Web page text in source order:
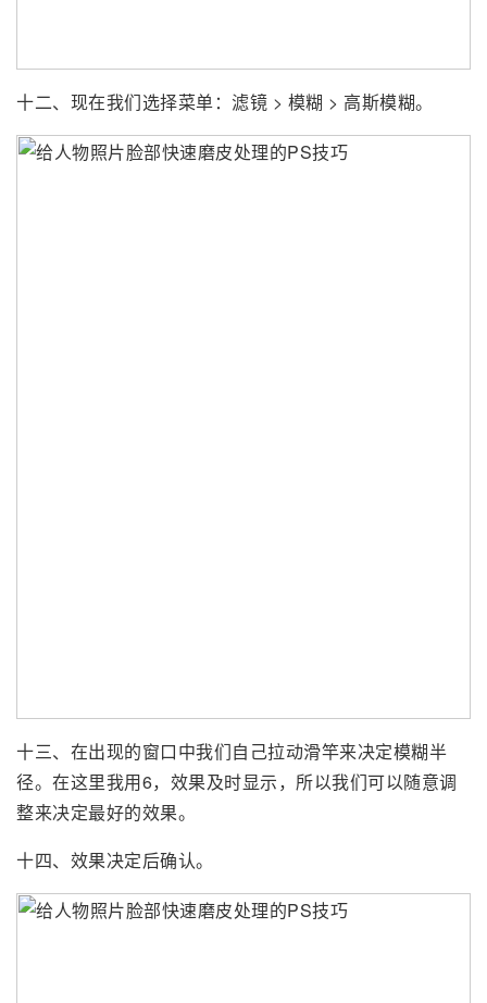
十二、现在我们选择菜单：滤镜 > 模糊 > 高斯模糊。
十三、在出现的窗口中我们自己拉动滑竿来决定模糊半
径。在这里我用6，效果及时显示，所以我们可以随意调
整来决定最好的效果。
十四、效果决定后确认。